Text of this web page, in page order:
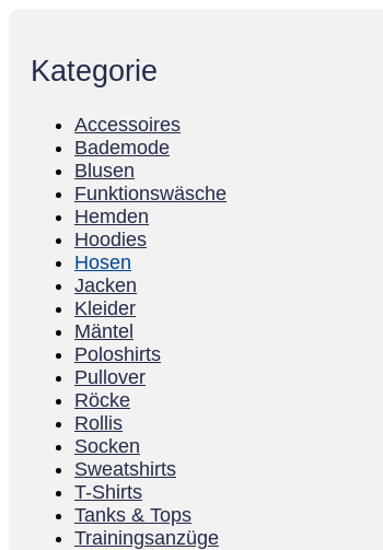
Kategorie
Accessoires
Bademode
Blusen
Funktionswäsche
Hemden
Hoodies
Hosen
Jacken
Kleider
Mäntel
Poloshirts
Pullover
Röcke
Rollis
Socken
Sweatshirts
T-Shirts
Tanks & Tops
Trainingsanzüge